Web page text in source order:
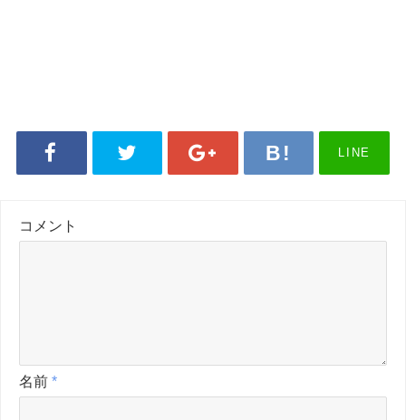
LINE
コメント
名前 *